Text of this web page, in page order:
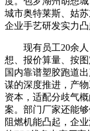
城市奥特莱斯、姑
企业手艺研发实力凸
现有员工20余人
想、报价算量、按
国内靠谱塑胶跑道
谋的深度推进，产
资本，适配分歧气
案。部门厂家还能
阻燃机能凸起，企